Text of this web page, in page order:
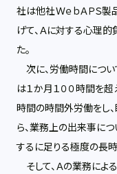
社は他社ＷｅｂＡＰＳ
げて、Ａに対する心理
た。
次に、労働時間につい
は１か月１００時間を
時間の時間外労働をし
ら、業務上の出来事に
するに足りる極度の長
そして、Ａの業務によ